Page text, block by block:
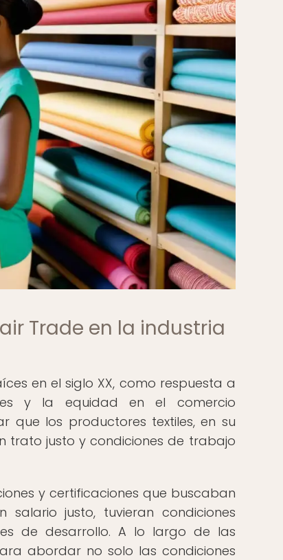
Trade en la industria
en el siglo XX, como respuesta a
y la equidad en el comercio
que los productores textiles, en su
trato justo y condiciones de trabajo
y certificaciones que buscaban
justo, tuvieran condiciones
de desarrollo. A lo largo de las
abordar no solo las condiciones